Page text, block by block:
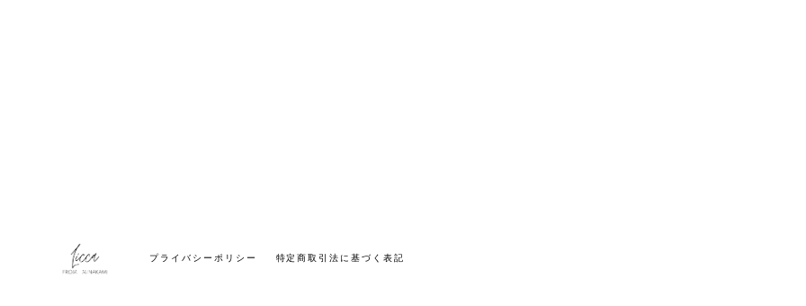
プライバシーポリシー 特定商取引法に基づく表記